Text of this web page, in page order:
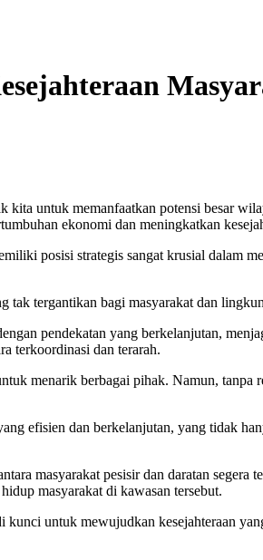
untuk memanfaatkan potensi besar
ekonomi dan meningkatkan
posisi strategis sangat krusial dalam
tergantikan bagi masyarakat dan
pendekatan yang berkelanjutan,
terkoordinasi dan terarah.
menarik berbagai pihak. Namun,
efisien dan berkelanjutan, yang tidak
masyarakat pesisir dan daratan
masyarakat di kawasan tersebut.
untuk mewujudkan kesejahteraan